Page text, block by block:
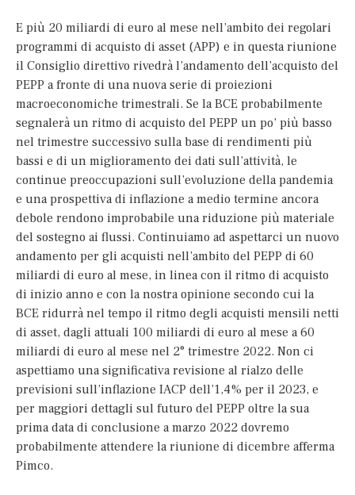
E più 20 miliardi di euro al mese nell’ambito dei regolari
programmi di acquisto di asset (APP) e in questa riunione
il Consiglio direttivo rivedrà l’andamento dell’acquisto del
PEPP a fronte di una nuova serie di proiezioni
macroeconomiche trimestrali. Se la BCE probabilmente
segnalerà un ritmo di acquisto del PEPP un po’ più basso
nel trimestre successivo sulla base di rendimenti più
bassi e di un miglioramento dei dati sull’attività, le
continue preoccupazioni sull’evoluzione della pandemia
e una prospettiva di inflazione a medio termine ancora
debole rendono improbabile una riduzione più materiale
del sostegno ai flussi. Continuiamo ad aspettarci un nuovo
andamento per gli acquisti nell’ambito del PEPP di 60
miliardi di euro al mese, in linea con il ritmo di acquisto
di inizio anno e con la nostra opinione secondo cui la
BCE ridurrà nel tempo il ritmo degli acquisti mensili netti
di asset, dagli attuali 100 miliardi di euro al mese a 60
miliardi di euro al mese nel 2° trimestre 2022. Non ci
aspettiamo una significativa revisione al rialzo delle
previsioni sull’inflazione IACP dell’1,4% per il 2023, e
per maggiori dettagli sul futuro del PEPP oltre la sua
prima data di conclusione a marzo 2022 dovremo
probabilmente attendere la riunione di dicembre afferma
Pimco.